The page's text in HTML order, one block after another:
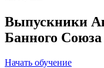
Выпускники
Банного Союза
Начать обучение